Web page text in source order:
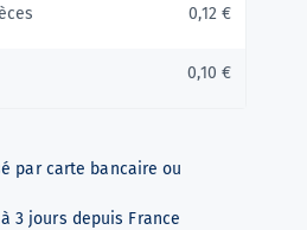
0,12 €
0,10 €
par carte bancaire ou
3 jours depuis France